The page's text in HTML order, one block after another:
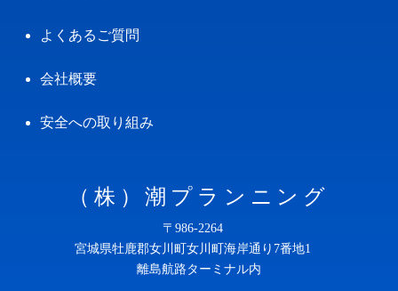
よくあるご質問
会社概要
安全への取り組み
（株）潮プランニング
〒986-2264
宮城県牡鹿郡女川町女川町海岸通り7番地1
離島航路ターミナル内